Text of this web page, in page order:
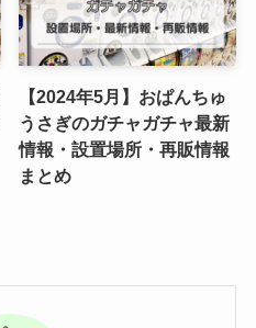
【2024年5月】おぱんちゅ
うさぎのガチャガチャ最新
情報・設置場所・再販情報
まとめ